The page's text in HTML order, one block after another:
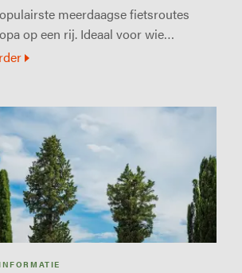
meerdaagse fietsroutes
op een rij. Ideaal voor wie…